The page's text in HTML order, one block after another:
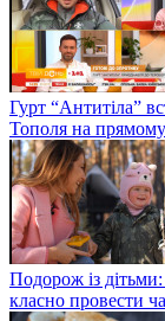
Гурт “Антитіла”
Тополя на прямому
Подорож із дітьми:
класно провести